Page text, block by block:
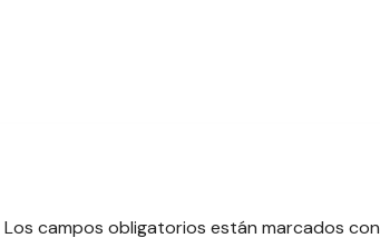
Los campos obligatorios están marcados con